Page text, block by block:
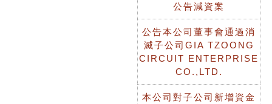
公告減資案
公告本公司董事會通過消
滅子公司GIA TZOONG
CIRCUIT ENTERPRISE
CO.,LTD.
本公司對子公司新增資金